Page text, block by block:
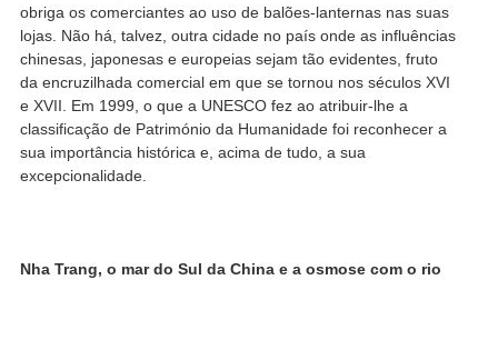
obriga os comerciantes ao uso de balões-lanternas nas suas
lojas. Não há, talvez, outra cidade no país onde as influências
chinesas, japonesas e europeias sejam tão evidentes, fruto
da encruzilhada comercial em que se tornou nos séculos XVI
e XVII. Em 1999, o que a UNESCO fez ao atribuir-lhe a
classificação de Património da Humanidade foi reconhecer a
sua importância histórica e, acima de tudo, a sua
excepcionalidade.
Nha Trang, o mar do Sul da China e a osmose com o rio